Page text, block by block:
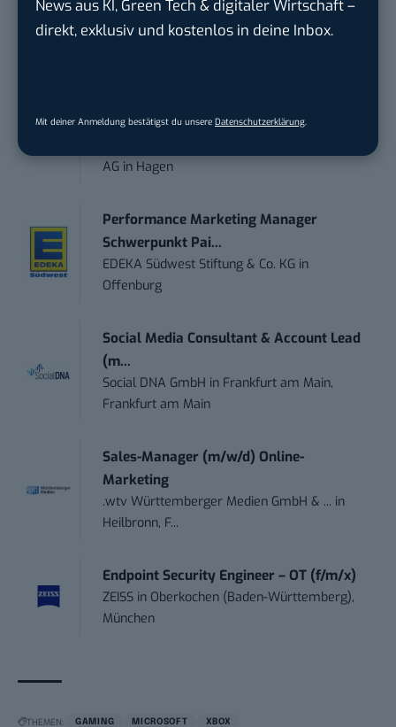
News aus KI, Green Tech & digitaler Wirtschaft –
direkt, exklusiv und kostenlos in deine Inbox.
Mit deiner Anmeldung bestätigst du unsere Datenschutzerklärung
Digital Forensic Analyst (f/m/d)
Social Media Manager (w/m/d)
AG in Hagen
Performance Marketing Manager
Schwerpunkt Pai...
EDEKA Südwest Stiftung & Co. KG in
Offenburg
Social Media Consultant & Account Lead
(m...
Social DNA GmbH in Frankfurt am Main,
Frankfurt am Main
Sales-Manager (m/w/d) Online-
Marketing
.wtv Württemberger Medien GmbH & ... in
Heilbronn, F...
Endpoint Security Engineer – OT (f/m/x)
ZEISS in Oberkochen (Baden-Württemberg),
München
THEMEN: GAMING MICROSOFT XBOX